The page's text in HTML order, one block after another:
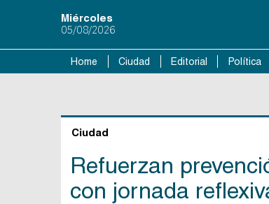
Miércoles
05/08/2026
Home Ciudad Editorial Política
Ciudad
Refuerzan
con jornada